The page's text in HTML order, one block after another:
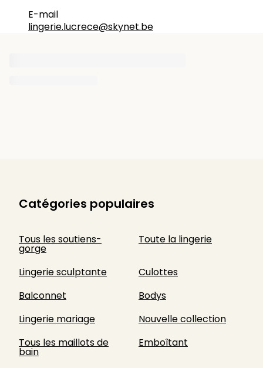
E-mail
lingerie.lucrece@skynet.be
Catégories populaires
Tous les soutiens-
gorge
Toute la lingerie
Lingerie sculptante
Culottes
Balconnet
Bodys
Lingerie mariage
Nouvelle collection
Tous les maillots de
bain
Emboîtant